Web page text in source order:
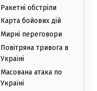
Ракетні обстріли
Карта бойових дій
Мирні переговори
Повітряна тривога в
Україні
Масована атака по
Україні